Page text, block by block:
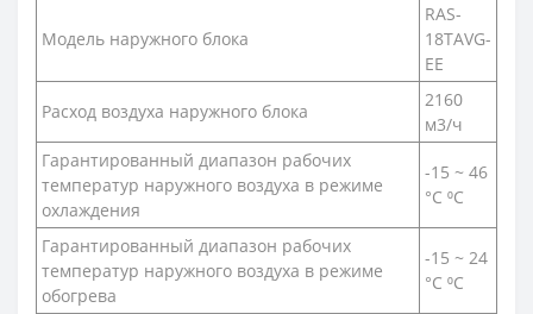
Модель наружного блока
RAS-
18TAVG-
EE
Расход воздуха наружного блока
2160
м3/ч
Гарантированный диапазон рабочих
температур наружного воздуха в режиме
охлаждения
-15 ~ 46
°C ⁰С
Гарантированный диапазон рабочих
температур наружного воздуха в режиме
обогрева
-15 ~ 24
°C ⁰С